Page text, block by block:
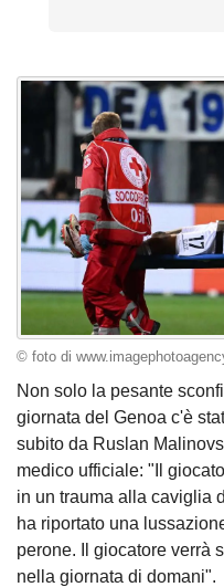
© foto di
Non solo la pesante
giornata del Genoa c'è
subito da Ruslan
medico ufficiale: "Il
in un trauma alla caviglia
ha riportato una
perone. Il giocatore verrà
nella giornata di domani".